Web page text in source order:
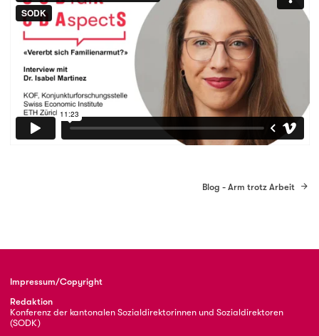
Blog - Arm trotz Arbeit
Impressum/Copyright
Redaktion
Konferenz der kantonalen Sozialdirektorinnen und Sozialdirektoren
(SODK)